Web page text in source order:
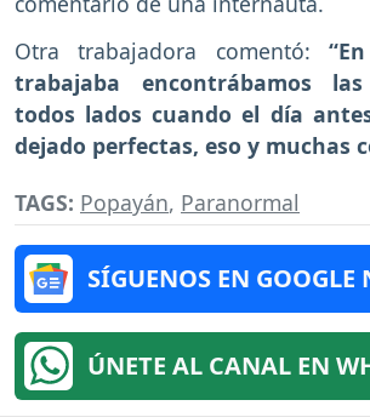
Otra trabajadora comentó:
trabajaba encontrábamos
todos lados cuando el día
dejado perfectas, eso y muchas
TAGS: Popayán, Paranormal
SÍGUENOS EN GOOGLE
ÚNETE AL CANAL EN